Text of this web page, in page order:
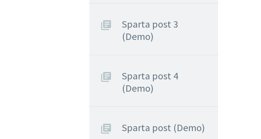
Sparta post 3
(Demo)
Sparta post 4
(Demo)
Sparta post (Demo)